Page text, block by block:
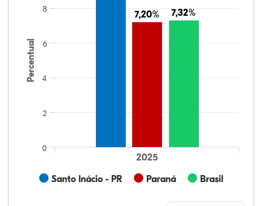
Percentual
7,20%
7,20% 7,32%
7,32%
Santo Inácio - PR Paraná Brasil
2025
0
2
4
6
8